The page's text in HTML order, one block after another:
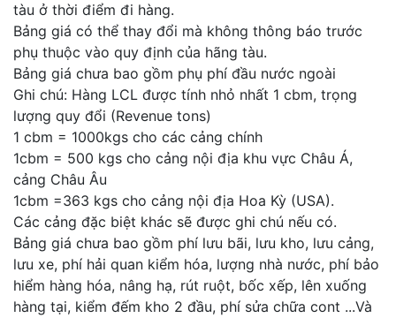
tàu ở thời điểm đi hàng.
Bảng giá có thể thay đổi mà không thông báo trước
phụ thuộc vào quy định của hãng tàu.
Bảng giá chưa bao gồm phụ phí đầu nước ngoài
Ghi chú: Hàng LCL được tính nhỏ nhất 1 cbm, trọng
lượng quy đổi (Revenue tons)
1 cbm = 1000kgs cho các cảng chính
1cbm = 500 kgs cho cảng nội địa khu vực Châu Á,
cảng Châu Âu
1cbm =363 kgs cho cảng nội địa Hoa Kỳ (USA).
Các cảng đặc biệt khác sẽ được ghi chú nếu có.
Bảng giá chưa bao gồm phí lưu bãi, lưu kho, lưu cảng,
lưu xe, phí hải quan kiểm hóa, lượng nhà nước, phí bảo
hiểm hàng hóa, nâng hạ, rút ruột, bốc xếp, lên xuống
hàng tại, kiểm đếm kho 2 đầu, phí sửa chữa cont ...Và